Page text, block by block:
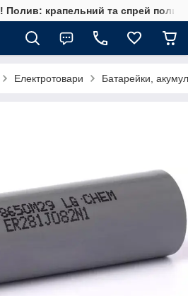
крапельний та спрей полив,
Електротовари Батарейки,